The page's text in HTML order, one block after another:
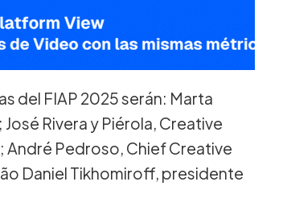
del FIAP 2025 serán: Marta
Rivera y Piérola, Creative
André Pedroso, Chief Creative
Daniel Tikhomiroff, presidente